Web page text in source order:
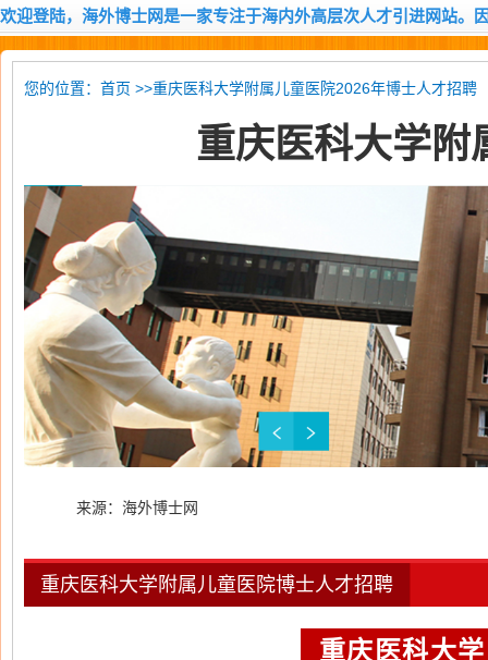
欢迎登陆，海外博士网是一家专注于海内外高层次人才引进网站。
您的位置： 首页 >>重庆医科大学附属儿童医院2026年博士人才招聘
重庆医科大学附
来源：海外博士网
重庆医科大学附属儿童医院博士人才招聘
重庆医科大